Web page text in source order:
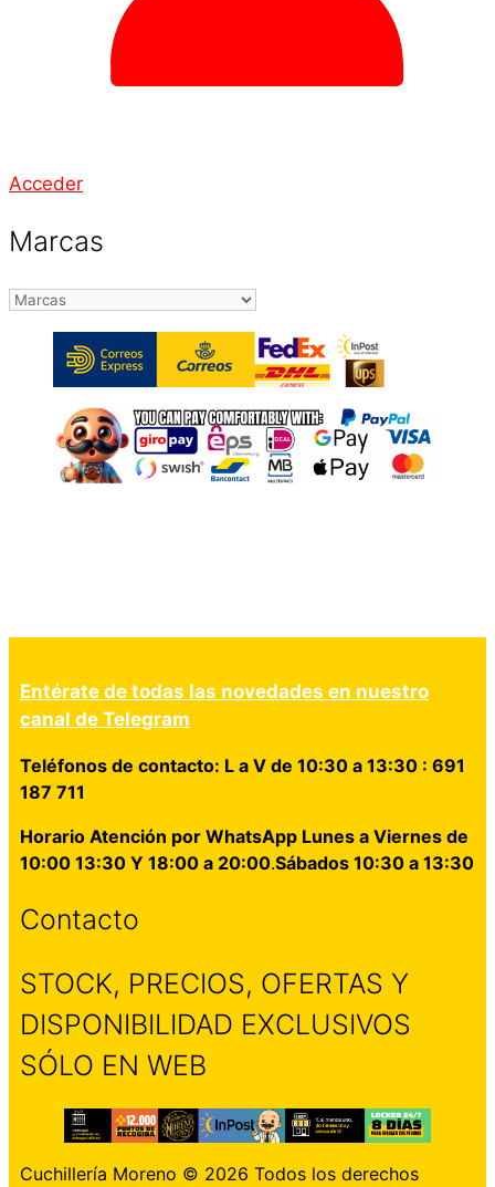
Acceder
Marcas
Entérate de todas las novedades en nuestro
canal de Telegram
Teléfonos de contacto: L a V de 10:30 a 13:30 : 691
187 711
Horario Atención por WhatsApp Lunes a Viernes de
10:00 13:30 Y 18:00 a 20:00.Sábados 10:30 a 13:30
Contacto
STOCK, PRECIOS, OFERTAS Y
DISPONIBILIDAD EXCLUSIVOS
SÓLO EN WEB
Cuchillería Moreno © 2026 Todos los derechos